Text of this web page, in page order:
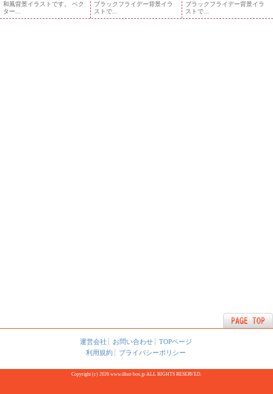
和風背景イラストです。 ベク
ター...
ブラックフライデー背景イラ
ストで...
ブラックフライデー背景イラ
ストで...
運営会社 お問い合わせ
TOPページ
利用規約
プライバシーポリシー
Copyright (c) 2026 www.illust-box.jp ALL RIGHTS RESERVED.